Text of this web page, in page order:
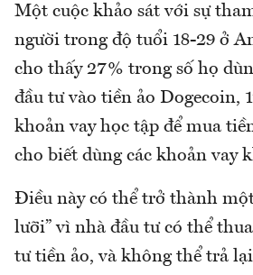
Một cuộc khảo sát với sự
người trong độ tuổi 18-29 ở
cho thấy 27% trong số họ
đầu tư vào tiền ảo Dogecoin,
khoản vay học tập để mua
cho biết dùng các khoản vay
Điều này có thể trở thành
lưỡi” vì nhà đầu tư có thể
tư tiền ảo, và không thể trả